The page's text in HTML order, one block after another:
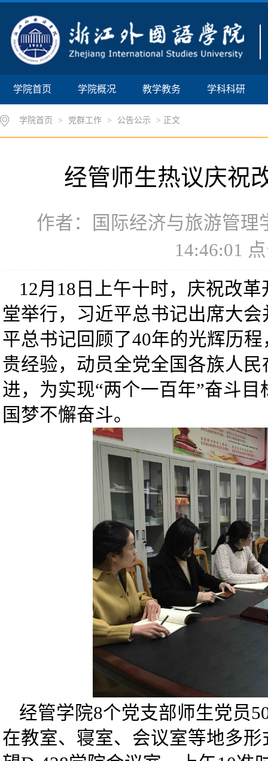
学院首页 学院概况 教学教务 学科科研
学院首页 > 党群工作 > 公告公示 > 正文
经管师生热议庆祝
作者：国际经济与旅游管理
14:46:01
12月18日上午十时，庆祝改
堂举行，习近平总书记出席大
平总书记回顾了40年的光辉历
贵经验，动员全党全国各族人
进，为实现“两个一百年”奋斗
国梦不懈奋斗。
经管学院8个党支部师生党员
在教室、寝室、会议室等地多